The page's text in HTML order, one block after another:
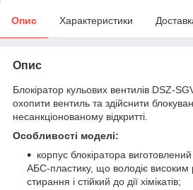
Опис Характеристики
Опис
Блокіратор кульових вентилів DSZ-
охопити вентиль та здійснити
несанкціонованому відкритті.
Особливості моделі:
корпус блокіратора виготовлений
АБС-пластику, що володіє високим
стирання і стійкий до дії хімікатів;